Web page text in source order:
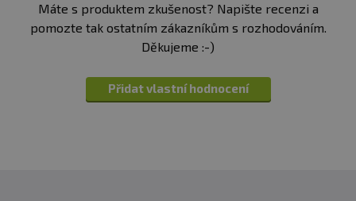
Máte s produktem zkušenost? Napište recenzi a
pomozte tak ostatním zákazníkům s rozhodováním.
Děkujeme :-)
Přidat vlastní hodnocení